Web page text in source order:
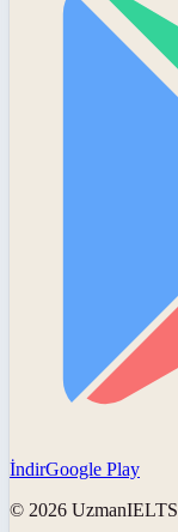
İndirGoogle Play
© 2026 UzmanIELTS